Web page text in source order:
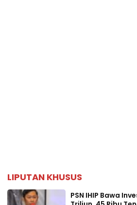
LIPUTAN KHUSUS
PSN IHIP Bawa